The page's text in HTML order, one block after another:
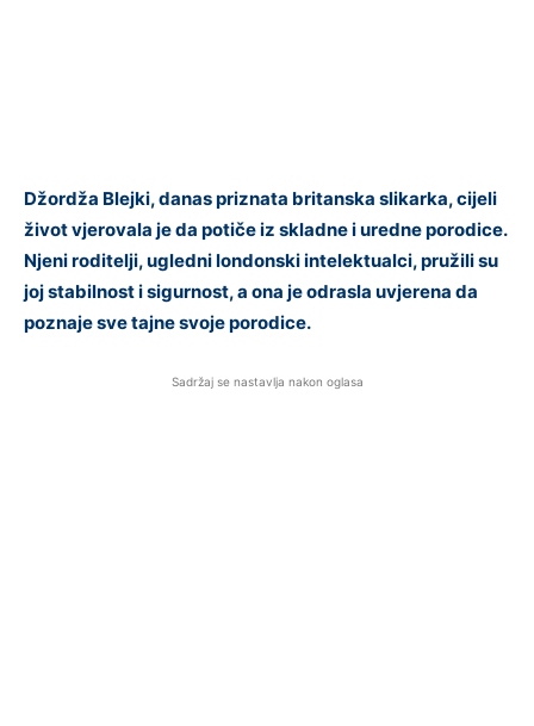
Džordža Blejki, danas priznata britanska slikarka, cijeli
život vjerovala je da potiče iz skladne i uredne porodice.
Njeni roditelji, ugledni londonski intelektualci, pružili su
joj stabilnost i sigurnost, a ona je odrasla uvjerena da
poznaje sve tajne svoje porodice.
Sadržaj se nastavlja nakon oglasa